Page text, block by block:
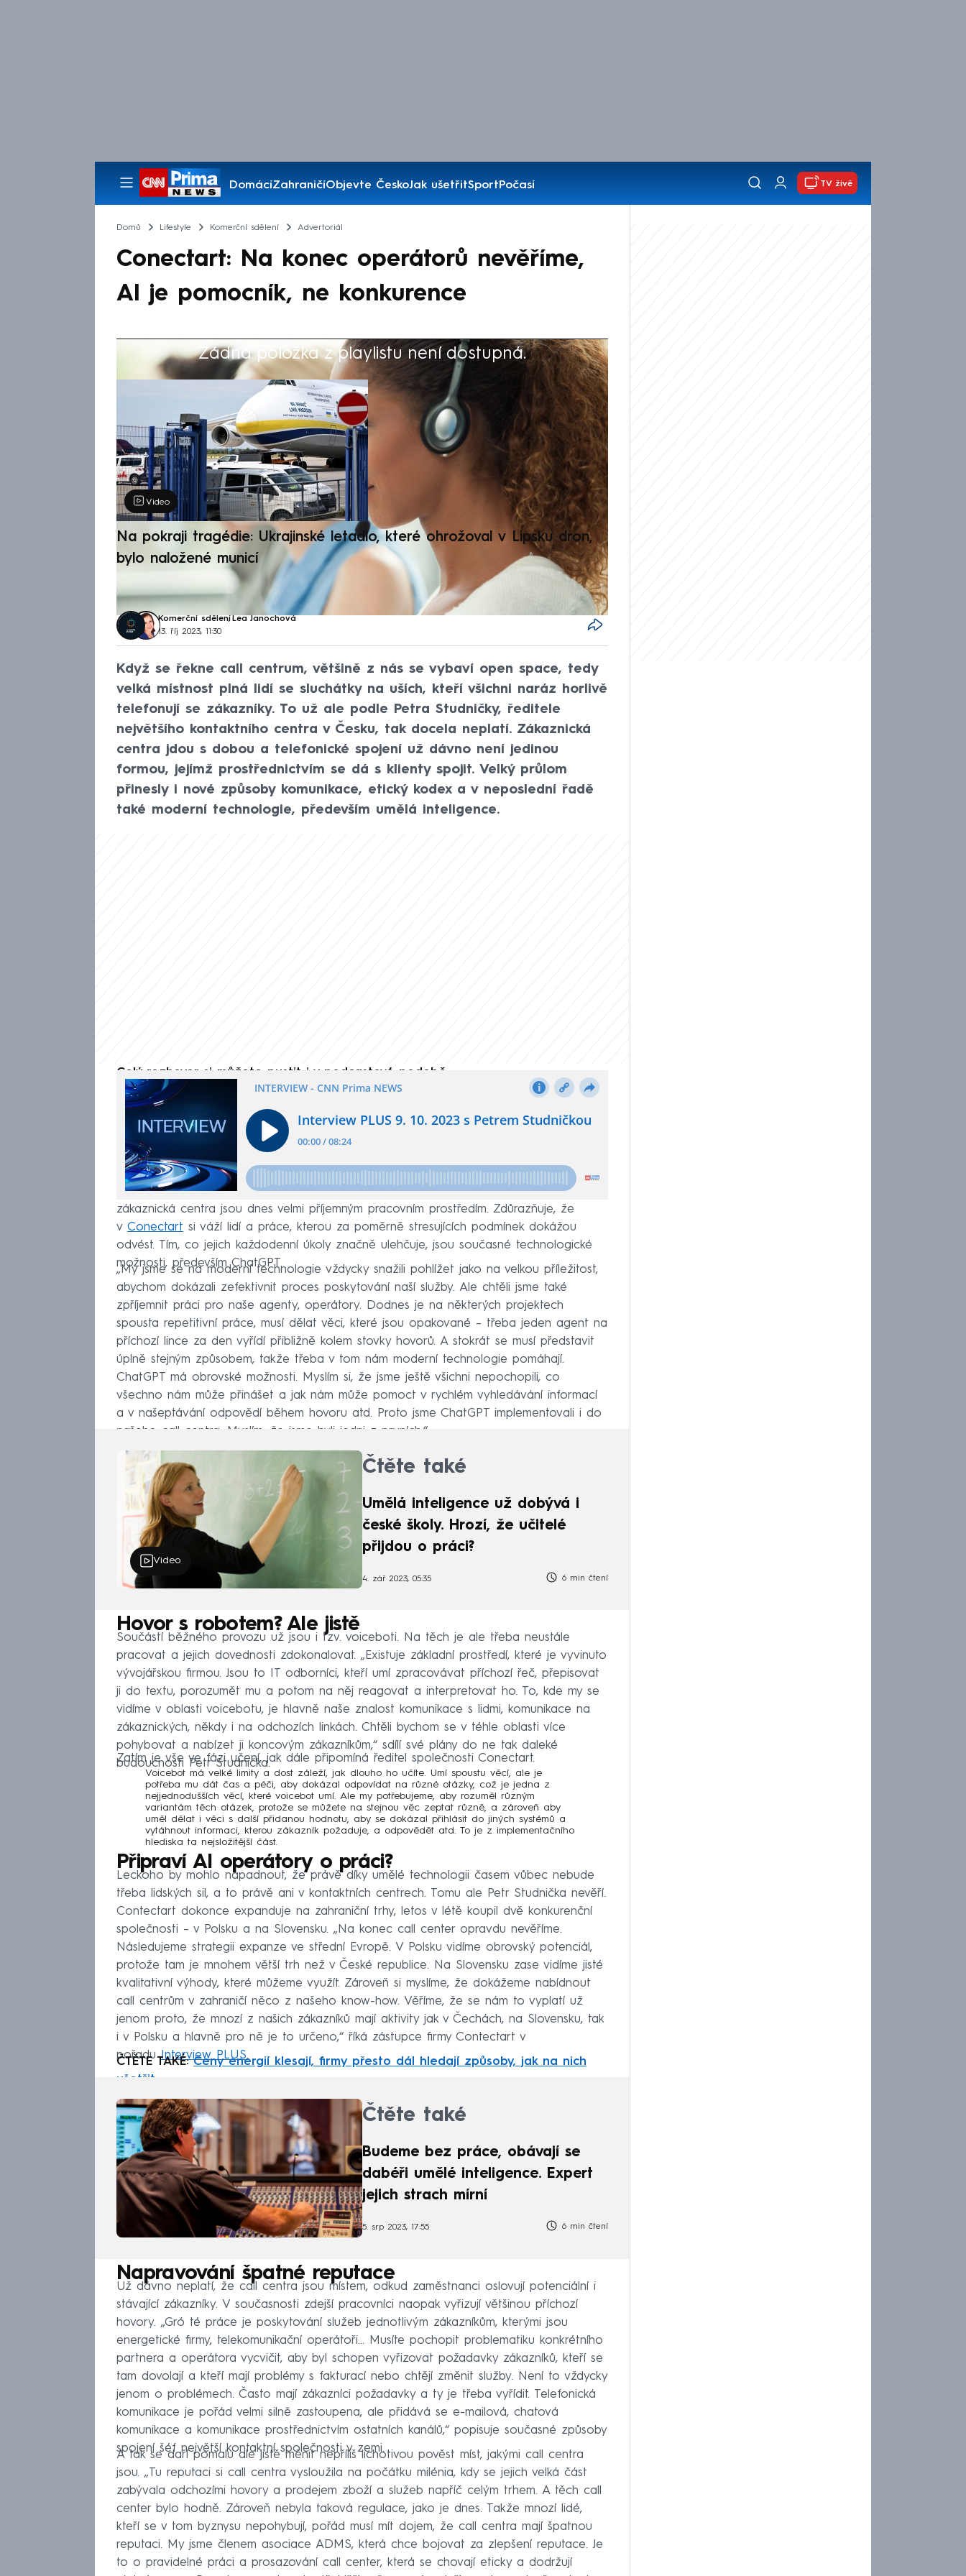
DomácíZahraničíObjevte ČeskoJak ušetřitSportPočasí
Pořady
TV živě
Domů Lifestyle Komerční sdělení Advertoriál
Conectart: Na konec operátorů nevěříme,
AI je pomocník, ne konkurence
Žádná položka z playlistu není dostupná.
Výběr redakce
Video
Na pokraji tragédie: Ukrajinské letadlo, které ohrožoval v Lipsku dron,
bylo naložené municí
Komerční sdělení, Lea Janochová
13. říj 2023, 11:30
Když se řekne call centrum, většině z nás se vybaví open space, tedy
velká místnost plná lidí se sluchátky na uších, kteří všichni naráz horlivě
telefonují se zákazníky. To už ale podle Petra Studničky, ředitele
největšího kontaktního centra v Česku, tak docela neplatí. Zákaznická
centra jdou s dobou a telefonické spojení už dávno není jedinou
formou, jejímž prostřednictvím se dá s klienty spojit. Velký průlom
přinesly i nové způsoby komunikace, etický kodex a v neposlední řadě
také moderní technologie, především umělá inteligence.
Celý rozhovor si můžete pustit i v podcastové podobě:
Podle Petra Studničky by to pro leckoho mohl být překvapivý pohled –⁠ jak říká,
zákaznická centra jsou dnes velmi příjemným pracovním prostředím. Zdůrazňuje, že
v Conectart si váží lidí a práce, kterou za poměrně stresujících podmínek dokážou
odvést. Tím, co jejich každodenní úkoly značně ulehčuje, jsou současné technologické
možnosti, především ChatGPT.
„My jsme se na moderní technologie vždycky snažili pohlížet jako na velkou příležitost,
abychom dokázali zefektivnit proces poskytování naší služby. Ale chtěli jsme také
zpříjemnit práci pro naše agenty, operátory. Dodnes je na některých projektech
spousta repetitivní práce, musí dělat věci, které jsou opakované –⁠ třeba jeden agent na
příchozí lince za den vyřídí přibližně kolem stovky hovorů. A stokrát se musí představit
úplně stejným způsobem, takže třeba v tom nám moderní technologie pomáhají.
ChatGPT má obrovské možnosti. Myslím si, že jsme ještě všichni nepochopili, co
všechno nám může přinášet a jak nám může pomoct v rychlém vyhledávání informací
a v našeptávání odpovědí během hovoru atd. Proto jsme ChatGPT implementovali i do
našeho call centra. Myslím, že jsme byli jedni z prvních.“
Video
Čtěte také
Umělá inteligence už dobývá i
české školy. Hrozí, že učitelé
přijdou o práci?
4. zář 2023, 05:35 6 min čtení
Hovor s robotem? Ale jistě
Součástí běžného provozu už jsou i tzv. voiceboti. Na těch je ale třeba neustále
pracovat a jejich dovednosti zdokonalovat. „Existuje základní prostředí, které je vyvinuto
vývojářskou firmou. Jsou to IT odborníci, kteří umí zpracovávat příchozí řeč, přepisovat
ji do textu, porozumět mu a potom na něj reagovat a interpretovat ho. To, kde my se
vidíme v oblasti voicebotu, je hlavně naše znalost komunikace s lidmi, komunikace na
zákaznických, někdy i na odchozích linkách. Chtěli bychom se v téhle oblasti více
pohybovat a nabízet ji koncovým zákazníkům,“ sdílí své plány do ne tak daleké
budoucnosti Petr Studnička.
Zatím je vše ve fázi učení, jak dále připomíná ředitel společnosti Conectart.
Voicebot má velké limity a dost záleží, jak dlouho ho učíte. Umí spoustu věcí, ale je
potřeba mu dát čas a péči, aby dokázal odpovídat na různé otázky, což je jedna z
nejjednodušších věcí, které voicebot umí. Ale my potřebujeme, aby rozuměl různým
variantám těch otázek, protože se můžete na stejnou věc zeptat různě, a zároveň aby
uměl dělat i věci s další přidanou hodnotu, aby se dokázal přihlásit do jiných systémů a
vytáhnout informaci, kterou zákazník požaduje, a odpovědět atd. To je z implementačního
hlediska ta nejsložitější část.
Připraví AI operátory o práci?
Leckoho by mohlo napadnout, že právě díky umělé technologii časem vůbec nebude
třeba lidských sil, a to právě ani v kontaktních centrech. Tomu ale Petr Studnička nevěří.
Contectart dokonce expanduje na zahraniční trhy, letos v létě koupil dvě konkurenční
společnosti –⁠ v Polsku a na Slovensku. „Na konec call center opravdu nevěříme.
Následujeme strategii expanze ve střední Evropě. V Polsku vidíme obrovský potenciál,
protože tam je mnohem větší trh než v České republice. Na Slovensku zase vidíme jisté
kvalitativní výhody, které můžeme využít. Zároveň si myslíme, že dokážeme nabídnout
call centrům v zahraničí něco z našeho know-how. Věříme, že se nám to vyplatí už
jenom proto, že mnozí z našich zákazníků mají aktivity jak v Čechách, na Slovensku, tak
i v Polsku a hlavně pro ně je to určeno,“ říká zástupce firmy Contectart v
pořaduInterview PLUS.
ČTĚTE TAKÉ:Ceny energií klesají, firmy přesto dál hledají způsoby, jak na nich
ušetřit
Čtěte také
Budeme bez práce, obávají se
dabéři umělé inteligence. Expert
jejich strach mírní
5. srp 2023, 17:55 6 min čtení
Napravování špatné reputace
Už dávno neplatí, že call centra jsou místem, odkud zaměstnanci oslovují potenciální i
stávající zákazníky. V současnosti zdejší pracovníci naopak vyřizují většinou příchozí
hovory. „Gró té práce je poskytování služeb jednotlivým zákazníkům, kterými jsou
energetické firmy, telekomunikační operátoři... Musíte pochopit problematiku konkrétního
partnera a operátora vycvičit, aby byl schopen vyřizovat požadavky zákazníků, kteří se
tam dovolají a kteří mají problémy s fakturací nebo chtějí změnit služby. Není to vždycky
jenom o problémech. Často mají zákazníci požadavky a ty je třeba vyřídit. Telefonická
komunikace je pořád velmi silně zastoupena, ale přidává se e-mailová, chatová
komunikace a komunikace prostřednictvím ostatních kanálů,“ popisuje současné způsoby
spojení šéf největší kontaktní společnosti v zemi.
A tak se daří pomalu ale jistě měnit nepříliš lichotivou pověst míst, jakými call centra
jsou. „Tu reputaci si call centra vysloužila na počátku milénia, kdy se jejich velká část
zabývala odchozími hovory a prodejem zboží a služeb napříč celým trhem. A těch call
center bylo hodně. Zároveň nebyla taková regulace, jako je dnes. Takže mnozí lidé,
kteří se v tom byznysu nepohybují, pořád musí mít dojem, že call centra mají špatnou
reputaci. My jsme členem asociace ADMS, která chce bojovat za zlepšení reputace. Je
to o pravidelné práci a prosazování call center, která se chovají eticky a dodržují